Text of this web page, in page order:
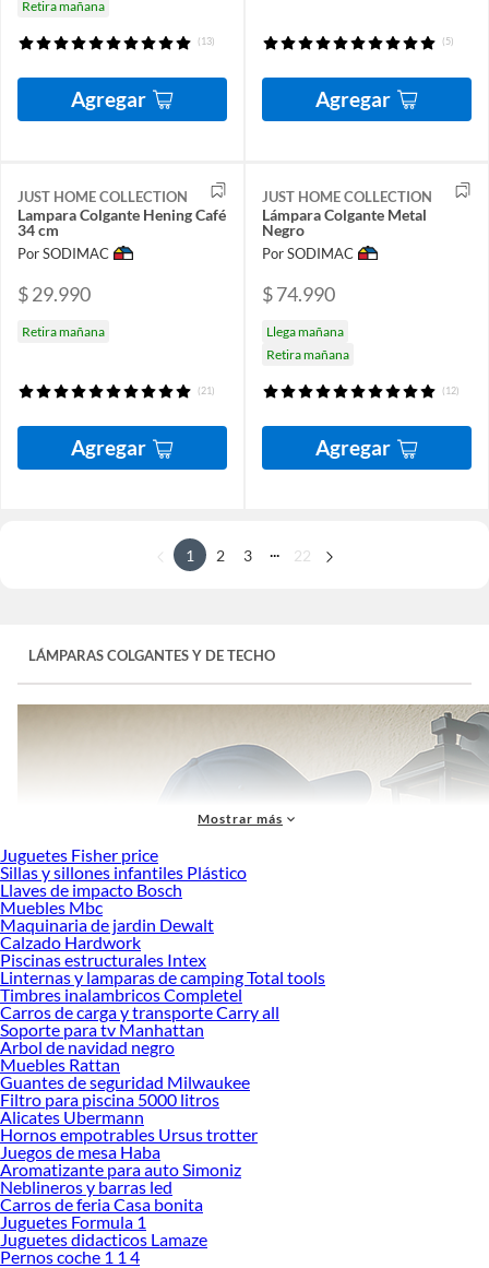
Retira mañana
(13)
Agregar
(5)
Agregar
JUST HOME COLLECTION
Lampara Colgante Hening Café
34 cm
Por SODIMAC
$ 29.990
Retira mañana
(21)
Agregar
JUST HOME COLLECTION
Lámpara Colgante Metal
Negro
Por SODIMAC
$ 74.990
Llega mañana
Retira mañana
(12)
Agregar
1 2 3 22
LÁMPARAS COLGANTES Y DE TECHO
Unalámpara colgantees un tipo de luminaria que se suspende del techo
mediante un cable, cadena o varilla, proporcionando iluminación directa o
ambiental. Debe cumplir dos aspectos importantes: decoración y funcionalidad,
ya que además de dar vida a un espacio, debe ser práctica. En Sodimac
encontrarás más de 1.000 luminarias suspendidas para que le des vida a cada
uno de tus espacios con el colgante de techo que mejor se adapte a tu estilo.
Ventajas de las lámparas colgantes:
No ocupa espacio en el suelo como las lámparas de pie
Mostrar más
Juguetes Fisher price
Sillas y sillones infantiles Plástico
Llaves de impacto Bosch
Muebles Mbc
Maquinaria de jardin Dewalt
Calzado Hardwork
Piscinas estructurales Intex
Linternas y lamparas de camping Total tools
Timbres inalambricos Completel
Carros de carga y transporte Carry all
Soporte para tv Manhattan
Arbol de navidad negro
Muebles Rattan
Guantes de seguridad Milwaukee
Filtro para piscina 5000 litros
Alicates Ubermann
Hornos empotrables Ursus trotter
Juegos de mesa Haba
Aromatizante para auto Simoniz
Neblineros y barras led
Carros de feria Casa bonita
Juguetes Formula 1
Juguetes didacticos Lamaze
Pernos coche 1 1 4